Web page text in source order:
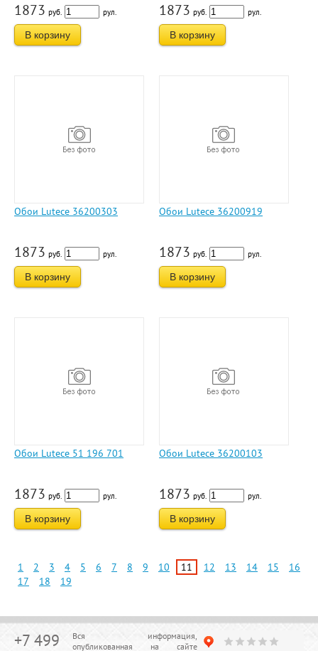
1873 руб. рул.
В корзину
1873 руб. рул.
В корзину
Обои Lutece 36200303
1873 руб. рул.
В корзину
Обои Lutece 36200919
1873 руб. рул.
В корзину
Обои Lutece 51 196 701
1873 руб. рул.
В корзину
Обои Lutece 36200103
1873 руб. рул.
В корзину
1 2 3 4 5 6 7 8 9 10 11 12 13 14 15
16
17
18 19
+7 499
Вся информация,
опубликованная на сайте